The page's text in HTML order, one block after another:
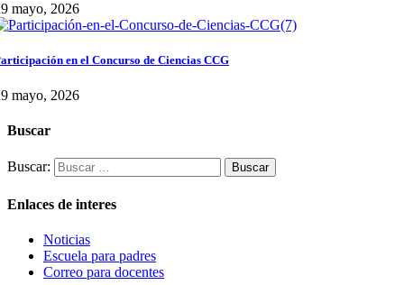
mayo, 2026
en el Concurso de Ciencias CCG
mayo, 2026
Buscar
Buscar:
Enlaces de interes
Noticias
Escuela para padres
Correo para docentes